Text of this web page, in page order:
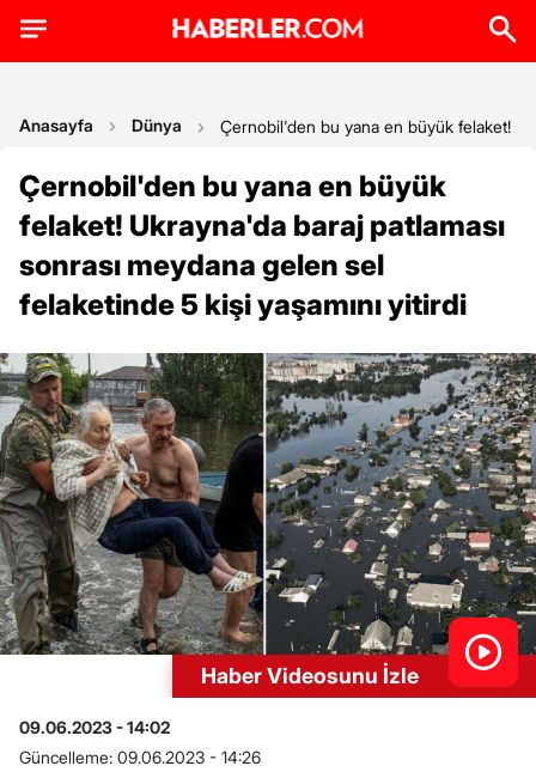
Anasayfa Dünya Çernobil'den bu yana en büyük felaket!
Çernobil'den bu yana en büyük
felaket! Ukrayna'da baraj patlaması
sonrası meydana gelen sel
felaketinde 5 kişi yaşamını yitirdi
Haber Videosunu İzle
09.06.2023 - 14:02
Güncelleme: 09.06.2023 - 14:26